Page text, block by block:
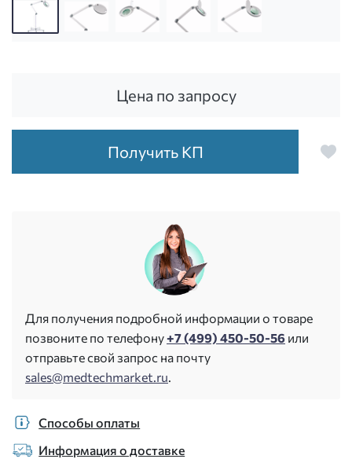
Лампа-лупа косметологическая АтисМед ЛЛ-5 на
Цена по запросу
Получить КП
Для получения подробной информации о товаре
позвоните по телефону+7 (499) 450-50-56 или
отправьте свой запрос на почту
sales@medtechmarket.ru.
Способы оплаты
Информация о доставке